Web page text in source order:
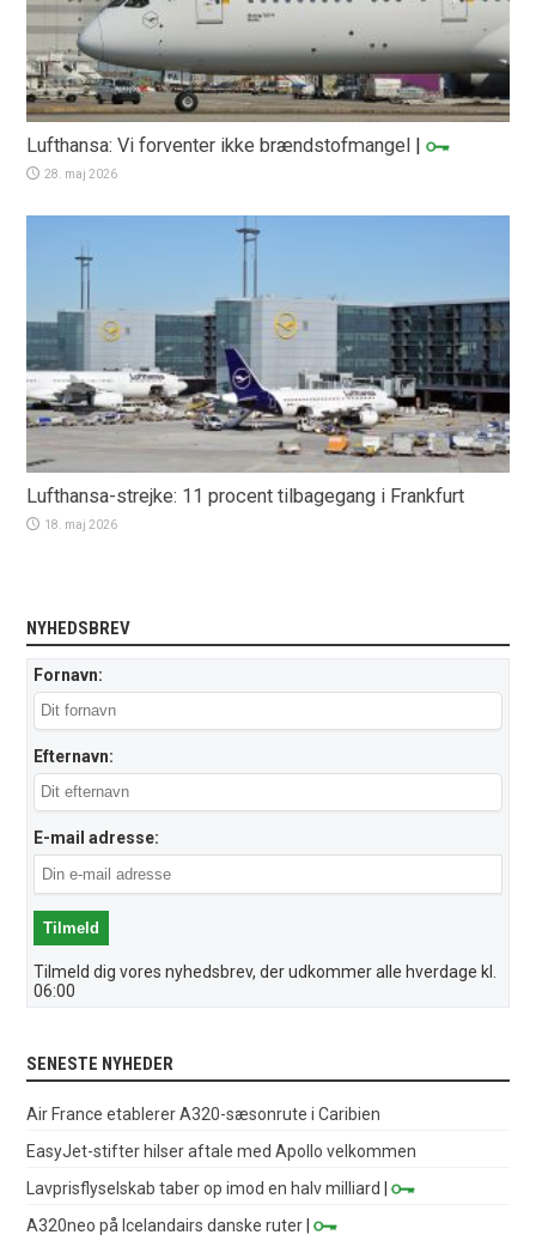
Lufthansa: Vi forventer ikke brændstofmangel |
28. maj 2026
Lufthansa-strejke: 11 procent tilbagegang i Frankfurt
18. maj 2026
NYHEDSBREV
Fornavn:
Efternavn:
E-mail adresse:
Tilmeld dig vores nyhedsbrev, der udkommer alle hverdage kl.
06:00
SENESTE NYHEDER
Air France etablerer A320-sæsonrute i Caribien
EasyJet-stifter hilser aftale med Apollo velkommen
Lavprisflyselskab taber op imod en halv milliard
|
A320neo på Icelandairs danske ruter |